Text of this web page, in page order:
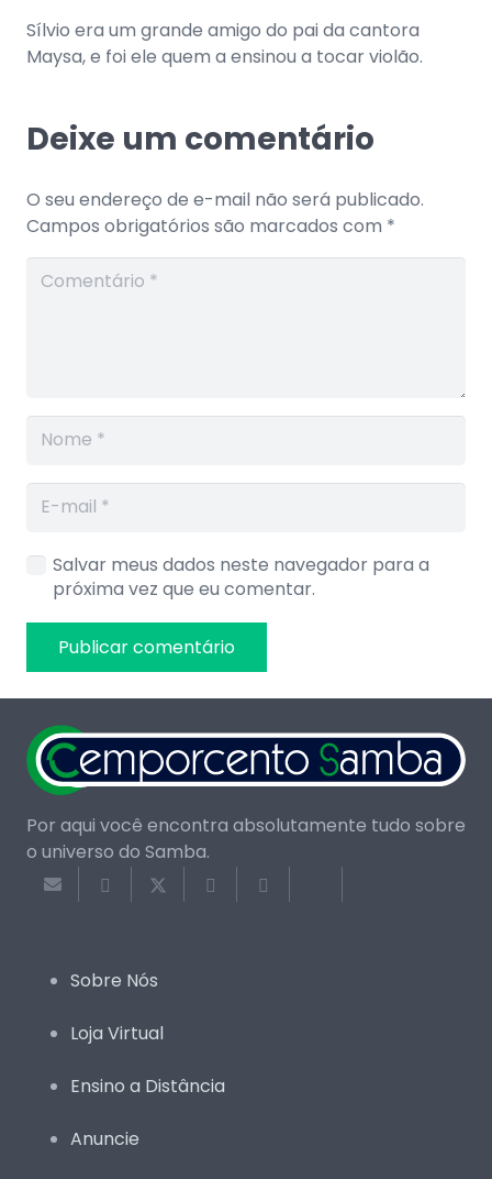
Sílvio era um grande amigo do pai da cantora
Maysa, e foi ele quem a ensinou a tocar violão.
Deixe um comentário
O seu endereço de e-mail não será publicado.
Campos obrigatórios são marcados com *
Salvar meus dados neste navegador para a
próxima vez que eu comentar.
Publicar comentário
Por aqui você encontra absolutamente tudo sobre
o universo do Samba.
Sobre Nós
Loja Virtual
Ensino a Distância
Anuncie